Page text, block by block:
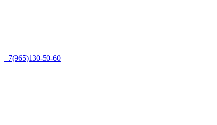
+7(965)130-50-60